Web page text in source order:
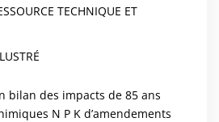
TECHNIQUE ET
bilan des impacts de 85 ans
N P K d’amendements